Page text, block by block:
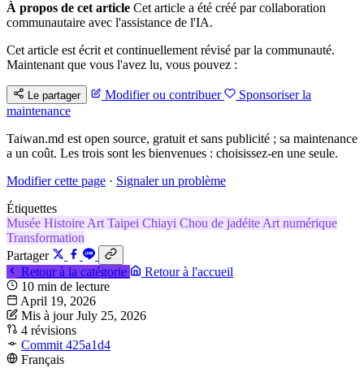
À propos de cet article Cet article a été créé par collaboration
communautaire avec l'assistance de l'IA.
Cet article est écrit et continuellement révisé par la communauté.
Maintenant que vous l'avez lu, vous pouvez :
Le partager Modifier ou contribuer
Sponsoriser la
maintenance
Taiwan.md est open source, gratuit et sans publicité ; sa maintenance
a un coût. Les trois sont les bienvenues : choisissez-en une seule.
Modifier cette page · Signaler un problème
Étiquettes
Musée Histoire Art Taipei Chiayi Chou de jadéite Art numérique
Transformation
Partager
Retour à la catégorie
Retour à l'accueil
10 min de lecture
April 19, 2026
Mis à jour July 25, 2026
4 révisions
Commit 425a1d4
Français